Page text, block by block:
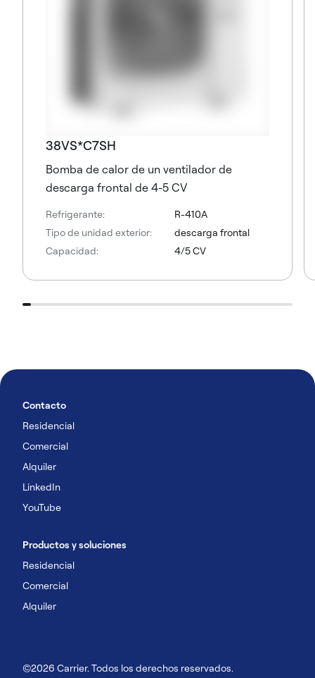
38VS*C7SH
Bomba de calor de un ventilador de
descarga frontal de 4-5 CV
Refrigerante:
R-410A
Tipo de unidad exterior:
descarga frontal
Capacidad:
4/5 CV
Contacto
Residencial
Comercial
Alquiler
LinkedIn
YouTube
Productos y soluciones
Residencial
Comercial
Alquiler
©2026 Carrier. Todos los derechos reservados.